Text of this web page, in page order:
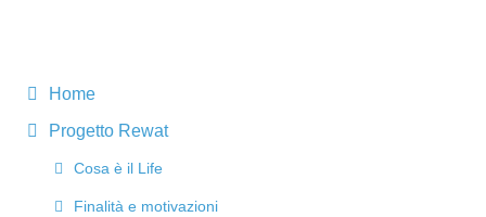
Home
Progetto Rewat
Cosa è il Life
Finalità e motivazioni